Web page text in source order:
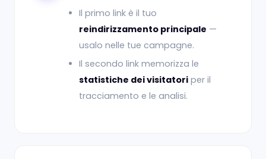
Il primo link è il tuo
reindirizzamento principale —
usalo nelle tue campagne.
Il secondo link memorizza le
statistiche dei visitatori per il
tracciamento e le analisi.